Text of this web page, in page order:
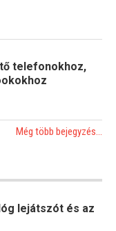
telefonokhoz,
Még több bejegyzés...
lejátszót és az